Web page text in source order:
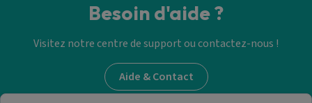
Besoin d'aide ?
Visitez notre centre de support ou contactez-nous !
Aide & Contact